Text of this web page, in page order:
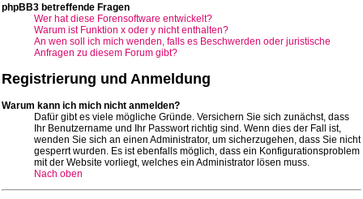
phpBB3 betreffende Fragen
Wer hat diese Forensoftware entwickelt?
Warum ist Funktion x oder y nicht enthalten?
An wen soll ich mich wenden, falls es Beschwerden oder juristische
Anfragen zu diesem Forum gibt?
Registrierung und Anmeldung
Warum kann ich mich nicht anmelden?
Dafür gibt es viele mögliche Gründe. Versichern Sie sich zunächst, dass
Ihr Benutzername und Ihr Passwort richtig sind. Wenn dies der Fall ist,
wenden Sie sich an einen Administrator, um sicherzugehen, dass Sie nicht
gesperrt wurden. Es ist ebenfalls möglich, dass ein Konfigurationsproblem
mit der Website vorliegt, welches ein Administrator lösen muss.
Nach oben